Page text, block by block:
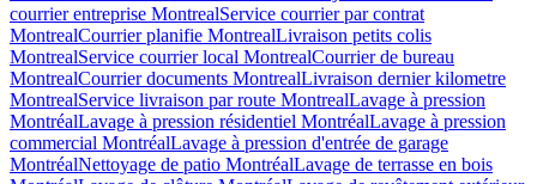
courrier entreprise MontrealService courrier par contrat
MontrealCourrier planifie MontrealLivraison petits colis
MontrealService courrier local MontrealCourrier de bureau
MontrealCourrier documents MontrealLivraison dernier kilometre
MontrealService livraison par route MontrealLavage à pression
MontréalLavage à pression résidentiel MontréalLavage à pression
commercial MontréalLavage à pression d'entrée de garage
MontréalNettoyage de patio MontréalLavage de terrasse en bois